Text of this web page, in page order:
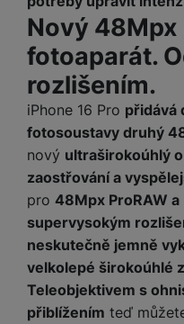
č
v
é
o
l
y
H
r
n
í
k
d
i
-
v
i
d
e
k
a
b
e
l
y
z
e
P
o
w
r
b
a
n
k
y
e
ri
e
P
ří
sl
e
n
st
ví
p
r
o
Nový
fotoaparát.
rozlišením.
iPhone 16 Pro přidává
fotosoustavy druhý
nový ultraširokoúhlý
zaostřování a
pro 48Mpx ProRAW a
supervysokým
neskutečně jemně
velkolepé širokoúhlé
Teleobjektivem s
přiblížením teď